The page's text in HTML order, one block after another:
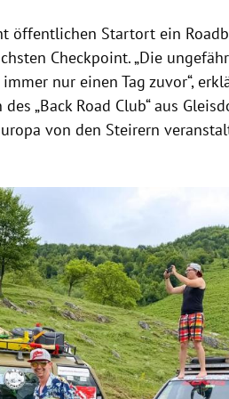
öffentlichen Startort ein
Checkpoint. „Die
nur einen Tag zuvor“,
„Back Road Club“ aus
von den Steirern